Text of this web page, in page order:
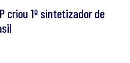
criou 1º sintetizador de